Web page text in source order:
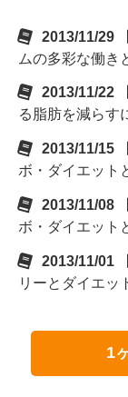
2013/11/29
ムの多彩な働き
2013/11/22
る脂肪を減らす
2013/11/15
ボ・ダイエッ
2013/11/08
ボ・ダイエット
2013/11/01
リーとダイエッ
1